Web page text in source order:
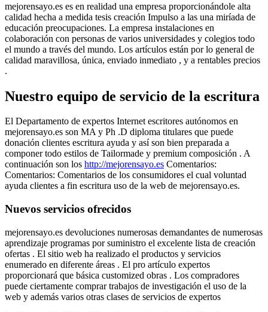
mejorensayo.es es en realidad una empresa proporcionándole alta
calidad hecha a medida tesis creación Impulso a las una miríada de
educación preocupaciones. La empresa instalaciones en
colaboración con personas de varios universidades y colegios todo
el mundo a través del mundo. Los artículos están por lo general de
calidad maravillosa, única, enviado inmediato , y a rentables precios
.
Nuestro equipo de servicio de la escritura
El Departamento de expertos Internet escritores autónomos en
mejorensayo.es son MA y Ph .D diploma titulares que puede
donación clientes escritura ayuda y así son bien preparada a
componer todo estilos de Tailormade y premium composición . A
continuación son los http://mejorensayo.es Comentarios:
Comentarios: Comentarios de los consumidores el cual voluntad
ayuda clientes a fin escritura uso de la web de mejorensayo.es.
Nuevos servicios ofrecidos
mejorensayo.es devoluciones numerosas demandantes de numerosas
aprendizaje programas por suministro el excelente lista de creación
ofertas . El sitio web ha realizado el productos y servicios
enumerado en diferente áreas . El pro artículo expertos
proporcionará que básica customized obras . Los compradores
puede ciertamente comprar trabajos de investigación el uso de la
web y además varios otras clases de servicios de expertos